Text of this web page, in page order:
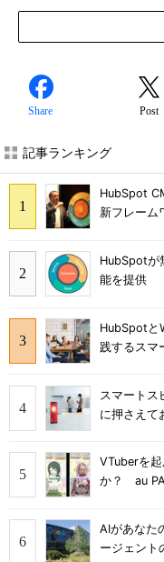
Share Post
記事ランキング
HubSpot
新フレーム
HubSpotが
能を提供
HubSpotと
践するスマ
スマートス
に押さえて
VTuberを
か？ au
AIがあな
ージェント